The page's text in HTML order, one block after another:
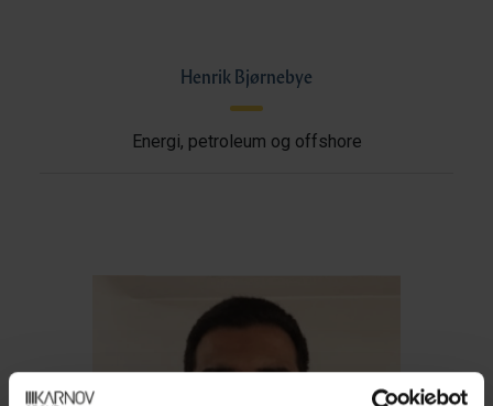
Henrik Bjørnebye
Energi, petroleum og offshore